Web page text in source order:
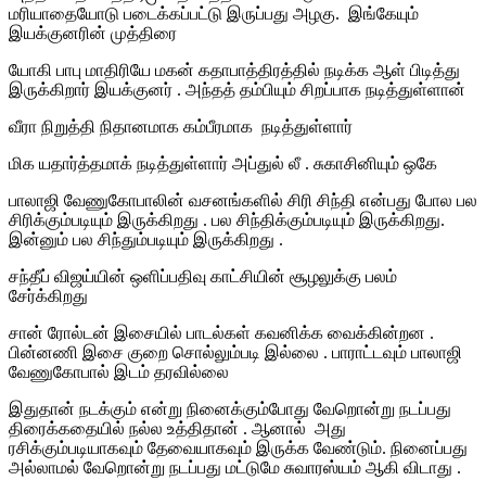
மரியாதையோடு படைக்கப்பட்டு இருப்பது அழகு. இங்கேயும்
இயக்குனரின் முத்திரை
யோகி பாபு மாதிரியே மகன் கதாபாத்திரத்தில் நடிக்க ஆள் பிடித்து
இருக்கிறார் இயக்குனர் . அந்தத் தம்பியும் சிறப்பாக நடித்துள்ளான்
வீரா நிறுத்தி நிதானமாக கம்பீரமாக நடித்துள்ளார்
மிக யதார்த்தமாக் நடித்துள்ளார் அப்துல் லீ . சுகாசினியும் ஒகே
பாலாஜி வேணுகோபாலின் வசனங்களில் சிரி சிந்தி என்பது போல பல
சிரிக்கும்படியும் இருக்கிறது . பல சிந்திக்கும்படியும் இருக்கிறது.
இன்னும் பல சிந்தும்படியும் இருக்கிறது .
சந்தீப் விஜய்யின் ஒளிப்பதிவு காட்சியின் சூழலுக்கு பலம்
சேர்க்கிறது
சான் ரோல்டன் இசையில் பாடல்கள் கவனிக்க வைக்கின்றன .
பின்னணி இசை குறை சொல்லும்படி இல்லை . பாராட்டவும் பாலாஜி
வேணுகோபால் இடம் தரவில்லை
இதுதான் நடக்கும் என்று நினைக்கும்போது வேறொன்று நடப்பது
திரைக்கதையில் நல்ல உத்திதான் . ஆனால் அது
ரசிக்கும்படியாகவும் தேவையாகவும் இருக்க வேண்டும். நினைப்பது
அல்லாமல் வேறொன்று நடப்பது மட்டுமே சுவாரஸ்யம் ஆகி விடாது .